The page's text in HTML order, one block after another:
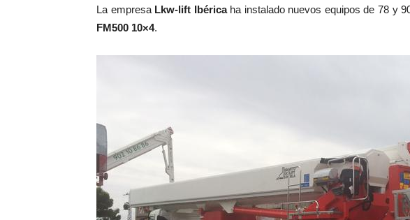
La empresa Lkw-lift Ibéricaha instalado nuevos equipos de 78 y
FM500 10×4.